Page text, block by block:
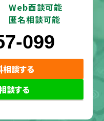
Web面談可能
匿名相談可能
099
談する
談する